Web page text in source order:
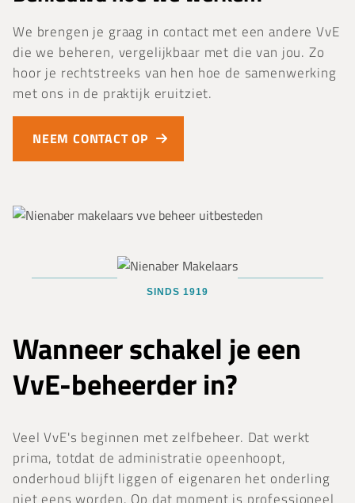
We brengen je graag in contact met een andere VvE
die we beheren, vergelijkbaar met die van jou. Zo
hoor je rechtstreeks van hen hoe de samenwerking
met ons in de praktijk eruitziet.
NEEM CONTACT OP
SINDS 1919
Wanneer schakel je een
VvE-beheerder in?
Veel VvE's beginnen met zelfbeheer. Dat werkt
prima, totdat de administratie opeenhoopt,
onderhoud blijft liggen of eigenaren het onderling